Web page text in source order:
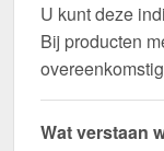
U kunt deze
Bij producten
Wat verstaan